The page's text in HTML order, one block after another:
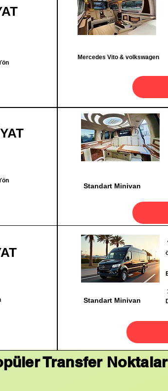
Mercedes Vito & volkswagen
Standart Minivan
Standart Minivan
Transfer